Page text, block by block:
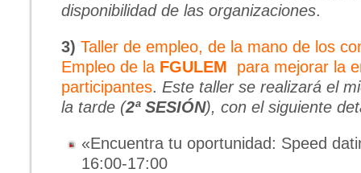
disponibilidad de las organizaciones.
3) Taller de empleo, de la mano de los
Empleo de la FGULEM
para mejorar la
participantes. Este taller se realizará el
la tarde (2ª SESIÓN), con el siguiente
«Encuentra tu oportunidad: Speed
16:00-17:00